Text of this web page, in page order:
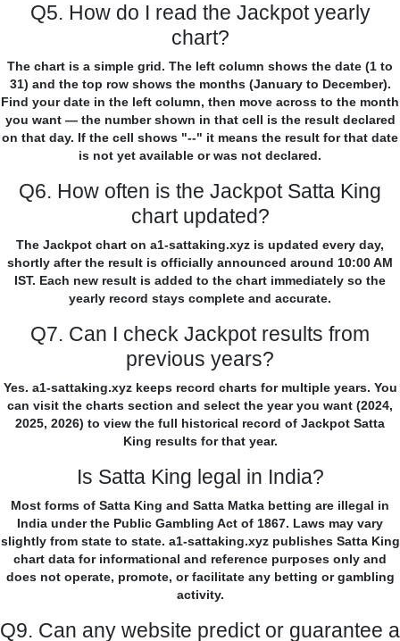
Q5. How do I read the Jackpot yearly
chart?
The chart is a simple grid. The left column shows the date (1 to
31) and the top row shows the months (January to December).
Find your date in the left column, then move across to the month
you want — the number shown in that cell is the result declared
on that day. If the cell shows "--" it means the result for that date
is not yet available or was not declared.
Q6. How often is the Jackpot Satta King
chart updated?
The Jackpot chart on a1-sattaking.xyz is updated every day,
shortly after the result is officially announced around 10:00 AM
IST. Each new result is added to the chart immediately so the
yearly record stays complete and accurate.
Q7. Can I check Jackpot results from
previous years?
Yes. a1-sattaking.xyz keeps record charts for multiple years. You
can visit the charts section and select the year you want (2024,
2025, 2026) to view the full historical record of Jackpot Satta
King results for that year.
Is Satta King legal in India?
Most forms of Satta King and Satta Matka betting are illegal in
India under the Public Gambling Act of 1867. Laws may vary
slightly from state to state. a1-sattaking.xyz publishes Satta King
chart data for informational and reference purposes only and
does not operate, promote, or facilitate any betting or gambling
activity.
Q9. Can any website predict or guarantee a